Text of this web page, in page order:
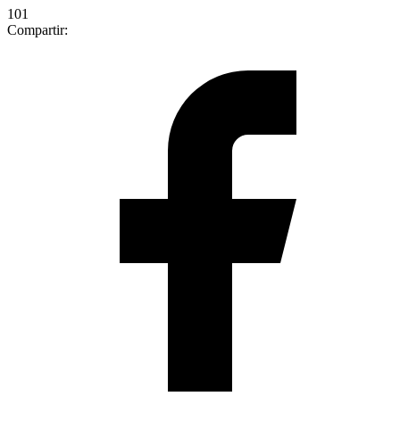
101
Compartir: